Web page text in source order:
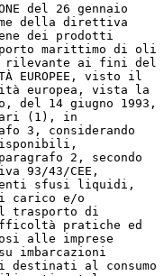
del 26 gennaio
della direttiva
dei prodotti
marittimo di oli
rilevante ai fini del
EUROPEE, visto il
europea, vista la
del 14 giugno 1993,
(1), in
3, considerando
2, secondo
93/43/CEE,
sfusi liquidi,
carico e/o
trasporto di
pratiche ed
alle imprese
imbarcazioni
al consumo